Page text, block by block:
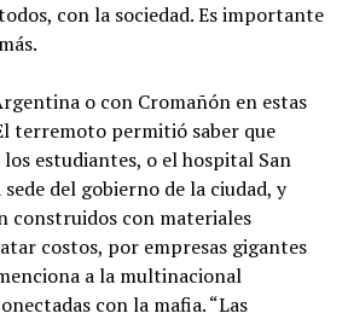
con la sociedad. Es importante
o con Cromañón en estas
terremoto permitió saber que
estudiantes, o el hospital San
del gobierno de la ciudad, y
construidos con materiales
costos, por empresas gigantes
a la multinacional
con la mafia. “Las